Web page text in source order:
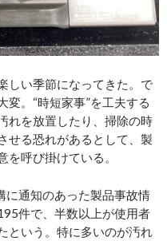
しい季節になってきた。で
変。“時短家事”を工夫する
れを放置したり、掃除の時
せる恐れがあるとして、製
呼び掛けている。
通知のあった製品事故情
件で、半数以上が使用者
という。特に多いのが汚れ